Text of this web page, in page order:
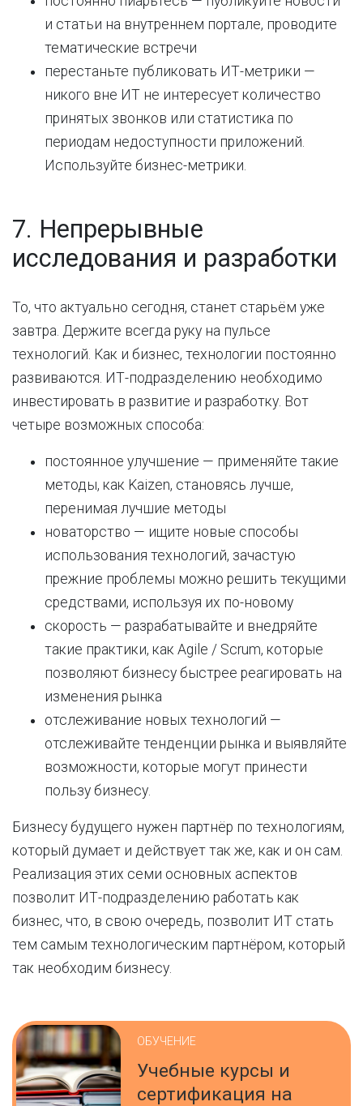
и статьи на внутреннем портале, проводите
тематические встречи
перестаньте публиковать ИТ-метрики —
никого вне ИТ не интересует количество
принятых звонков или статистика по
периодам недоступности приложений.
Используйте бизнес-метрики.
7. Непрерывные
исследования и разработки
То, что актуально сегодня, станет старьём уже
завтра. Держите всегда руку на пульсе
технологий. Как и бизнес, технологии постоянно
развиваются. ИТ-подразделению необходимо
инвестировать в развитие и разработку. Вот
четыре возможных способа:
постоянное улучшение — применяйте такие
методы, как Kaizen, становясь лучше,
перенимая лучшие методы
новаторство — ищите новые способы
использования технологий, зачастую
прежние проблемы можно решить текущими
средствами, используя их по-новому
скорость — разрабатывайте и внедряйте
такие практики, как Agile / Scrum, которые
позволяют бизнесу быстрее реагировать на
изменения рынка
отслеживание новых технологий —
отслеживайте тенденции рынка и выявляйте
возможности, которые могут принести
пользу бизнесу.
Бизнесу будущего нужен партнёр по технологиям,
который думает и действует так же, как и он сам.
Реализация этих семи основных аспектов
позволит ИТ-подразделению работать как
бизнес, что, в свою очередь, позволит ИТ стать
тем самым технологическим партнёром, который
так необходим бизнесу.
ОБУЧЕНИЕ
Учебные курсы и
сертификация на